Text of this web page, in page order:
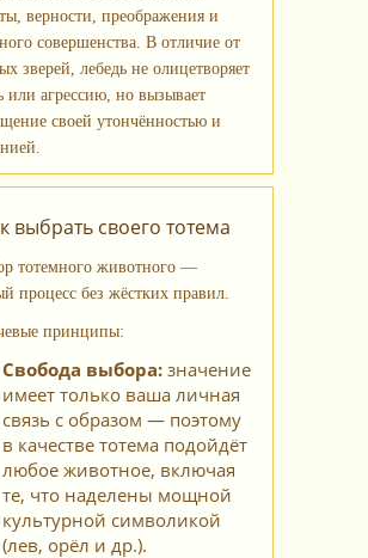
верности, преображения и
совершенства. В отличие от
зверей, лебедь не олицетворяет
или агрессию, но вызывает
своей утончённостью и
выбрать своего тотема
тотемного животного —
процесс без жёстких правил.
принципы:
Свобода выбора: значение
имеет только ваша личная
связь с образом — поэтому
в качестве тотема подойдёт
любое животное, включая
те, что наделены мощной
культурной символикой
(лев, орёл и др.).